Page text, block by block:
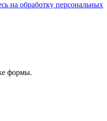
на обработку персональных
формы.